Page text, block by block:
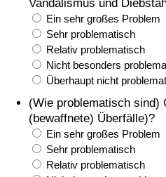
Vandalismus und
Ein sehr großes Problem
Sehr problematisch
Relativ problematisch
Nicht besonders
Überhaupt nicht
(Wie problematisch sind)
(bewaffnete) Überfälle)?
Ein sehr großes Problem
Sehr problematisch
Relativ problematisch